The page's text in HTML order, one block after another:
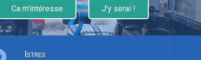
Ca m'intéresse J'y serai !
Istres